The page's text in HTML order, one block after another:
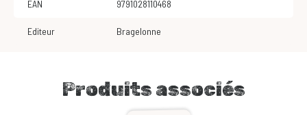
EAN 9791028110468
Editeur Bragelonne
Produits associés